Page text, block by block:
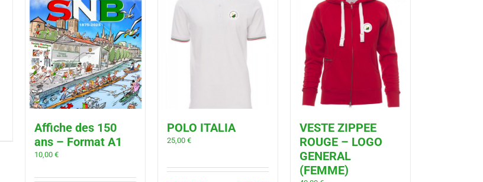
Affiche des 150
ans – Format A1
10,00 €
POLO ITALIA
25,00 €
VESTE ZIPPEE
ROUGE – LOGO
GENERAL
(FEMME)